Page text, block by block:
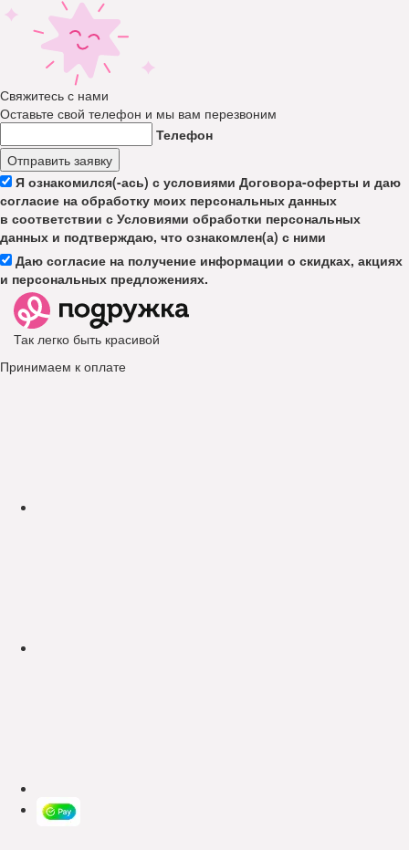
Свяжитесь с нами
Оставьте свой телефон и мы вам перезвоним
Телефон
Отправить заявку
Я ознакомился(-ась) с условиями Договора-оферты и даю
согласие на обработку моих персональных данных
в соответствии с Условиями обработки персональных
данных и подтверждаю, что ознакомлен(а) с ними
Даю согласие на получение информации о скидках, акциях
и персональных предложениях.
Так легко быть красивой
Принимаем к оплате